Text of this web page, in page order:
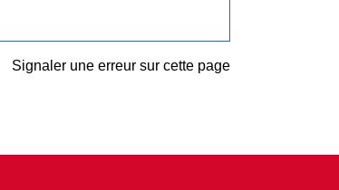
Signaler une erreur sur cette page